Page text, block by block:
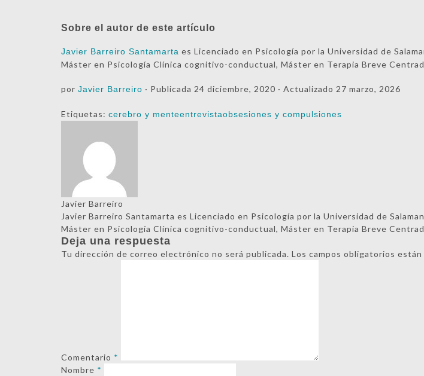
Sobre el autor de este artículo
Javier Barreiro Santamarta es Licenciado en Psicología por la Universidad de
Máster en Psicología Clínica cognitivo-conductual, Máster en Terapia Breve
por Javier Barreiro · Publicada 24 diciembre, 2020 · Actualizado 27 marzo, 2026
Etiquetas: cerebro y menteentrevistaobsesiones y compulsiones
Javier Barreiro
Javier Barreiro Santamarta es Licenciado en Psicología por la Universidad de
Máster en Psicología Clínica cognitivo-conductual, Máster en Terapia Breve
Deja una respuesta
Tu dirección de correo electrónico no será publicada. Los campos obligatorios están
Comentario *
Nombre *